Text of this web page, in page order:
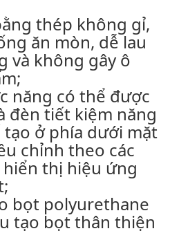
thép không gỉ,
ăn mòn, dễ lau
và không gây ô
năng có thể được
đèn tiết kiệm năng
ở phía dưới mặt
chỉnh theo các
thị hiệu ứng
bọt polyurethane
tạo bọt thân thiện